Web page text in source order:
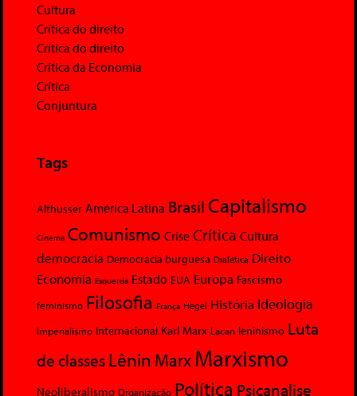
Cultura
Crítica do direito
Crítica do direito
Crítica da Economia
Crítica
Conjuntura
Tags
Althusser América Latina Brasil Capitalismo
Cinema Comunismo Crise Crítica Cultura
democracia Democracia burguesa Dialética Direito
Economia Esquerda Estado EUA Europa Fascismo
feminismo Filosofia França Hegel História Ideologia
Imperialismo Internacional Karl Marx Lacan leninismo Luta
de classesLênin MarxMarxismo
Neoliberalismo Organização Política Psicanalise